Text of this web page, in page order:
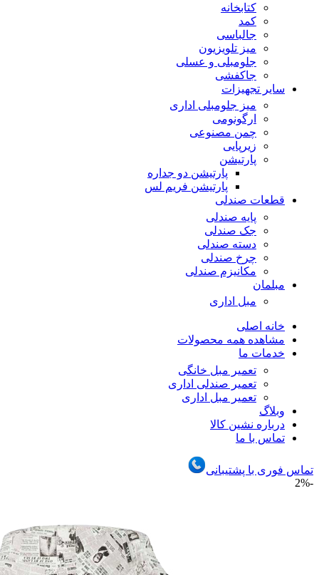
کتابخانه
کمد
جالباسی
میز تلویزیون
جلومبلی و عسلی
جاکفشی
سایر تجهیزات
میز جلومبلی اداری
ارگونومی
چمن مصنوعی
زیرپایی
پارتیشن
پارتیشن دو جداره
پارتیشن فریم لس
قطعات صندلی
پایه صندلی
جک صندلی
دسته صندلی
چرخ صندلی
مکانیزم صندلی
مبلمان
مبل اداری
خانه اصلی
مشاهده همه محصولات
خدمات ما
تعمیر مبل خانگی
تعمیر صندلی اداری
تعمیر مبل اداری
وبلاگ
درباره نشین کالا
تماس با ما
تماس فوری با پشتیبانی
-2%